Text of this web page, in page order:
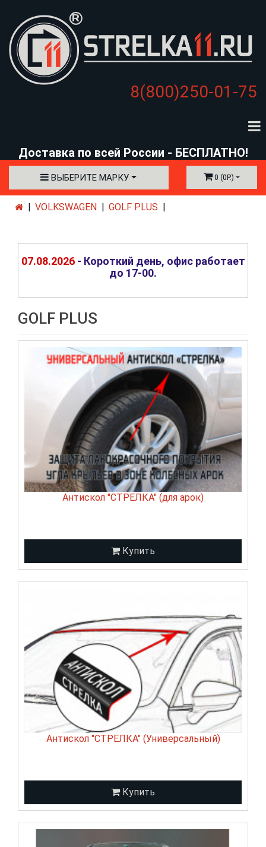
8(800)250-01-75
Доставка по всей России - БЕСПЛАТНО!
ВЫБЕРИТЕ МАРКУ 0 (0Р.)
VOLKSWAGEN GOLF PLUS
07.08.2026- Короткий день, офис работает
до 17-00.
GOLF PLUS
Антискол "СТРЕЛКА" (для арок)
Купить
Антискол "СТРЕЛКА" (Универсальный)
Купить